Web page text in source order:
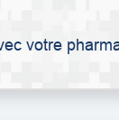
votre